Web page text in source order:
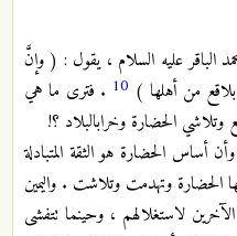
الباقر عليه السلام ، يقول : ( وإنَّ
بلاقع من أهلها ) 10 . فترى ما هي
وتلاشي الحضارة وخراب‏البلاد ؟!
أساس الحضارة هو الثقة المتبادلة
الحضارة وتهدمت وتلاشت . واليمين
الآخرين لاستغلالهم ، وحينما تتفشى‏